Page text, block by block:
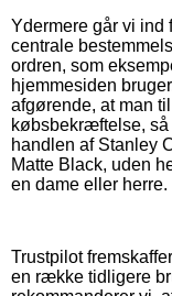
Ydermere går vi ind
centrale
ordren, som
hjemmesiden
afgørende, at man
købsbekræftelse,
handlen af Stanley
Matte Black, uden
en dame eller herre.
Trustpilot
en række tidligere